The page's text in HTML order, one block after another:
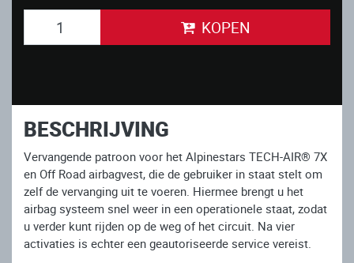
KOPEN
BESCHRIJVING
Vervangende patroon voor het Alpinestars TECH-AIR® 7X
en Off Road airbagvest, die de gebruiker in staat stelt om
zelf de vervanging uit te voeren. Hiermee brengt u het
airbag systeem snel weer in een operationele staat, zodat
u verder kunt rijden op de weg of het circuit. Na vier
activaties is echter een geautoriseerde service vereist.